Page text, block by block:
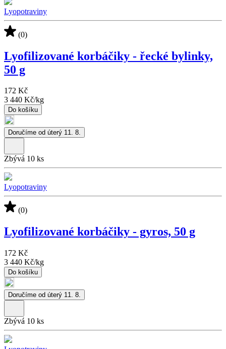
Lyopotraviny
(0)
Lyofilizované korbáčiky - řecké bylinky,
50 g
172 Kč
3 440 Kč/kg
Do košíku
Doručíme od úterý 11. 8.
Zbývá 10 ks
Lyopotraviny
(0)
Lyofilizované korbáčiky - gyros, 50 g
172 Kč
3 440 Kč/kg
Do košíku
Doručíme od úterý 11. 8.
Zbývá 10 ks